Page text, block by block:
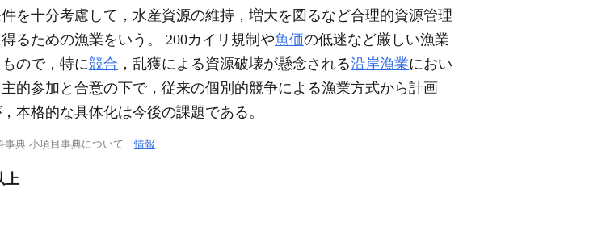
を十分考慮して，水産資源の維持，増大を図るなど合理的資源管理
るための漁業をいう。 200カイリ規制や魚価の低迷など厳しい漁業
ので，特に競合 ，乱獲による資源破壊が懸念される沿岸漁業におい
的参加と合意の下で，従来の個別的競争による漁業方式から計画
本格的な具体化は今後の課題である。
事典 小項目事典について情報
上